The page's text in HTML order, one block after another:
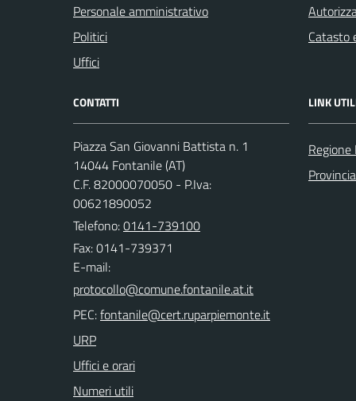
Personale amministrativo
Politici
Uffici
Catasto
CONTATTI
Piazza San Giovanni Battista n. 1
14044 Fontanile (AT)
C.F. 82000070050 - P.Iva:
00621890052
Telefono:0141-739100
Fax: 0141-739371
E-mail:
PEC:
URP
Uffici e orari
Numeri utili
LINK